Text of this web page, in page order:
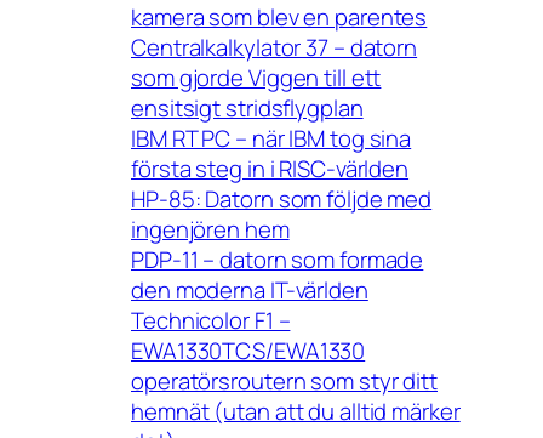
kamera som blev en parentes
Centralkalkylator 37 – datorn
som gjorde Viggen till ett
ensitsigt stridsflygplan
IBM RT PC – när IBM tog sina
första steg in i RISC-världen
HP-85: Datorn som följde med
ingenjören hem
PDP-11 – datorn som formade
den moderna IT-världen
Technicolor F1 –
EWA1330TCS/EWA1330
operatörsroutern som styr ditt
hemnät (utan att du alltid märker